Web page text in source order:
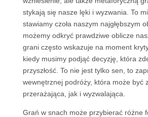
stykają się nasze lęki i wyzwania. To
stawiamy czoła naszym najgłębszym
możemy odkryć prawdziwe oblicze
grani często wskazuje na moment
kiedy musimy podjąć decyzję, która
przyszłość. To nie jest tylko sen, to
wewnętrznej podróży, która może być
przerażająca, jak i wyzwalająca.
Grań w snach może przybierać różne